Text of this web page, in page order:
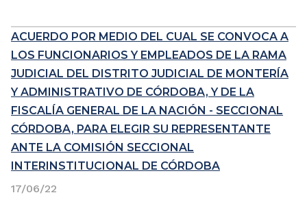
ACUERDO POR MEDIO DEL CUAL SE CONVOCA A
LOS FUNCIONARIOS Y EMPLEADOS DE LA RAMA
JUDICIAL DEL DISTRITO JUDICIAL DE MONTERÍA
Y ADMINISTRATIVO DE CÓRDOBA, Y DE LA
FISCALÍA GENERAL DE LA NACIÓN - SECCIONAL
CÓRDOBA, PARA ELEGIR SU REPRESENTANTE
ANTE LA COMISIÓN SECCIONAL
INTERINSTITUCIONAL DE CÓRDOBA
17/06/22